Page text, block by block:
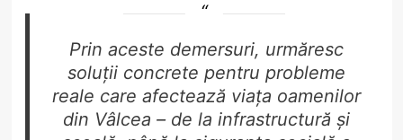
Prin aceste demersuri, urmăresc
soluții concrete pentru probleme
reale care afectează viața oamenilor
din Vâlcea – de la infrastructură și